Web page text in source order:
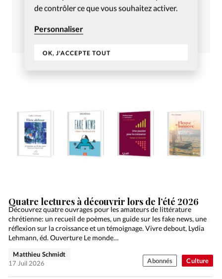
de contrôler ce que vous souhaitez activer.
Personnaliser
OK, J'ACCEPTE TOUT
Christianisme Aujourd’hui
Commander
Culture
Quatre lectures à découvrir lors de l’été 2026
Découvrez quatre ouvrages pour les amateurs de littérature
chrétienne: un recueil de poèmes, un guide sur les fake news, une
réflexion sur la croissance et un témoignage. Vivre debout, Lydia
Lehmann, éd. Ouverture Le monde…
Matthieu Schmidt
17 Juil 2026
Abonnés